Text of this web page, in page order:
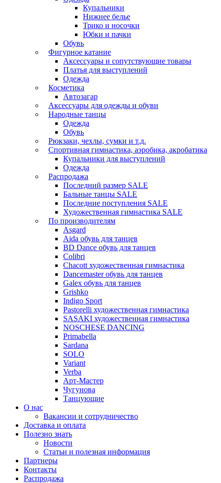
Купальники
Нижнее белье
Трико и носочки
Юбки и пачки
Обувь
Фигурное катание
Аксессуары и сопутствующие товары
Платья для выступлений
Одежда
Косметика
Автозагар
Аксессуары для одежды и обуви
Народные танцы
Одежда
Обувь
Рюкзаки, чехлы, сумки и т.д.
Спортивная гимнастика, аэробика, акробатика
Купальники для выступлений
Одежда
Распродажа
Последний размер SALE
Бальные танцы SALE
Последние поступления SALE
Художественная гимнастика SALE
По производителям
Asgard
Аida обувь для танцев
BD Dance обувь для танцев
Colibri
Chacott художественная гимнастика
Dancemaster обувь для танцев
Galex обувь для танцев
Grishko
Indigo Sport
Pastorelli художественная гимнастика
SASAKI художественная гимнастика
NOSCHESE DANCING
Primabella
Sardana
SOLO
Variant
Verba
Арт-Мастер
Чугунова
Танцующие
О нас
Вакансии и сотрудничество
Доставка и оплата
Полезно знать
Новости
Статьи и полезная информация
Партнеры
Контакты
Распродажа